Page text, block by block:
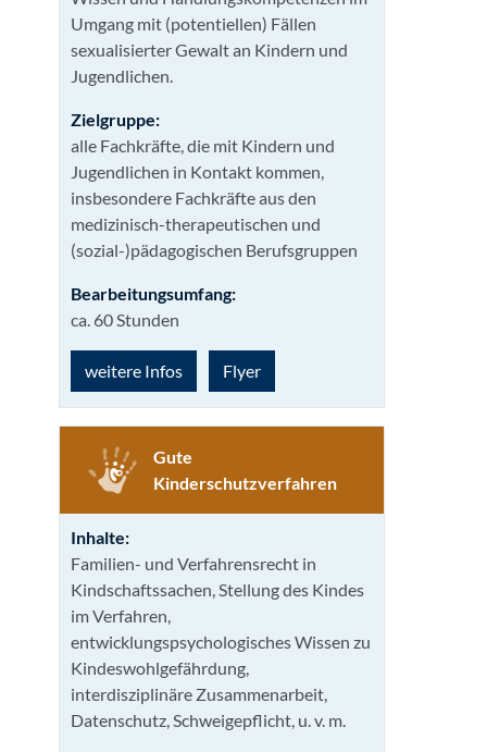
Umgang mit (potentiellen) Fällen
sexualisierter Gewalt an Kindern und
Jugendlichen.
Zielgruppe:
alle Fachkräfte, die mit Kindern und
Jugendlichen in Kontakt kommen,
insbesondere Fachkräfte aus den
medizinisch-therapeutischen und
(sozial-)pädagogischen Berufsgruppen
Bearbeitungsumfang:
ca. 60 Stunden
weitere Infos Flyer
Gute
Kinderschutzverfahren
Inhalte:
Familien- und Verfahrensrecht in
Kindschaftssachen, Stellung des Kindes
im Verfahren,
entwicklungspsychologisches Wissen zu
Kindeswohlgefährdung,
interdisziplinäre Zusammenarbeit,
Datenschutz, Schweigepflicht, u. v. m.